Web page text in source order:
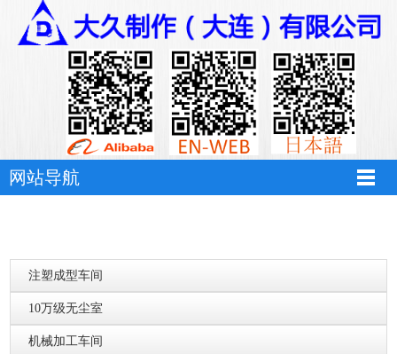
网站导航
注塑成型车间
10万级无尘室
机械加工车间